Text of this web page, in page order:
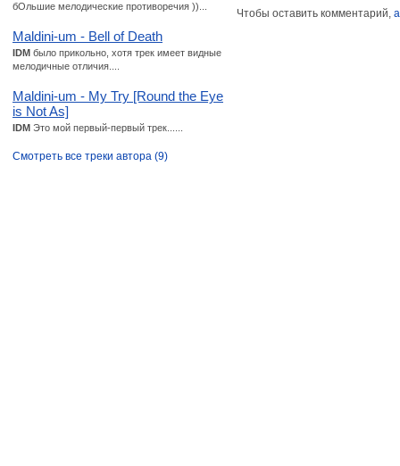
бОльшие мелодические противоречия ))...
Maldini-um - Bell of Death
IDM было прикольно, хотя трек имеет видные
мелодичные отличия....
Maldini-um - My Try [Round the Eye
is Not As]
IDM Это мой первый-первый трек......
Смотреть все треки автора (9)
Чтобы оставить комментарий,